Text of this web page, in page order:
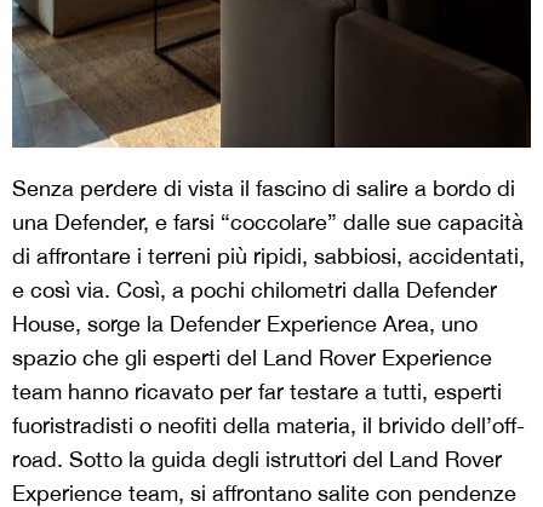
Senza perdere di vista il fascino di salire a bordo di
una Defender, e farsi “coccolare” dalle sue capacità
di affrontare i terreni più ripidi, sabbiosi, accidentati,
e così via. Così, a pochi chilometri dalla Defender
House, sorge la Defender Experience Area, uno
spazio che gli esperti del Land Rover Experience
team hanno ricavato per far testare a tutti, esperti
fuoristradisti o neofiti della materia, il brivido dell’off-
road. Sotto la guida degli istruttori del Land Rover
Experience team, si affrontano salite con pendenze